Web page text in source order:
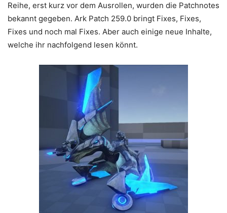
Reihe, erst kurz vor dem Ausrollen, wurden die Patchnotes
bekannt gegeben. Ark Patch 259.0 bringt Fixes, Fixes,
Fixes und noch mal Fixes. Aber auch einige neue Inhalte,
welche ihr nachfolgend lesen könnt.